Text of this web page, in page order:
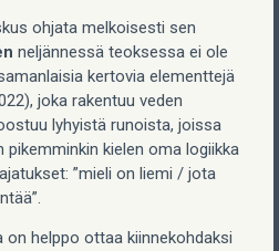
ohjata melkoisesti sen
neljännessä teoksessa ei ole
kertovia elementtejä
joka rakentuu veden
lyhyistä runoista, joissa
kielen oma logiikka
”mieli on liemi / jota
on helppo ottaa kiinnekohdaksi